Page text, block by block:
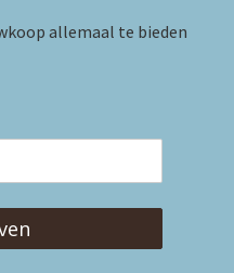
allemaal te bieden